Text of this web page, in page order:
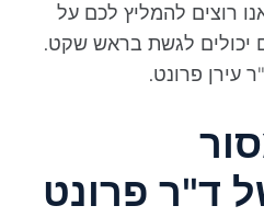
רוצים להמליץ לכם על
לגשת בראש שקט.
פרונט.
ד"ר פרונט